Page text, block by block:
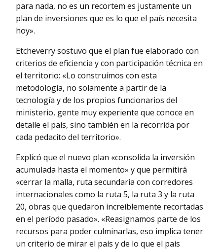
para nada, no es un recortem es justamente un
plan de inversiones que es lo que el país necesita
hoy».
Etcheverry sostuvo que el plan fue elaborado con
criterios de eficiencia y con participación técnica en
el territorio: «Lo construímos con esta
metodología, no solamente a partir de la
tecnología y de los propios funcionarios del
ministerio, gente muy experiente que conoce en
detalle el país, sino también en la recorrida por
cada pedacito del territorio».
Explicó que el nuevo plan «consolida la inversión
acumulada hasta el momento» y que permitirá
«cerrar la malla, ruta secundaria con corredores
internacionales como la ruta 5, la ruta 3 y la ruta
20, obras que quedaron increíblemente recortadas
en el período pasado». «Reasignamos parte de los
recursos para poder culminarlas, eso implica tener
un criterio de mirar el país y de lo que el país